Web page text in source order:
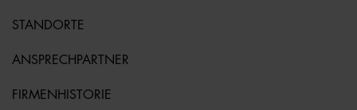
STANDORTE
ANSPRECHPARTNER
FIRMENHISTORIE